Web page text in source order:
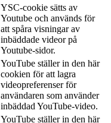
YSC-cookie sätts av
Youtube och används för
att spåra visningar av
inbäddade videor på
Youtube-sidor.
YouTube ställer in den här
cookien för att lagra
videopreferenser för
användaren som använder
inbäddad YouTube-video.
YouTube ställer in den här